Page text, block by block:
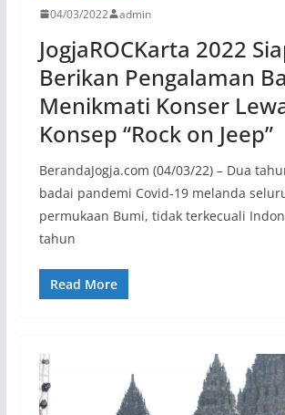
04/03/2022 admin
JogjaROCKarta 2022
Berikan Pengalaman
Menikmati Konser
Konsep “Rock on Jeep”
BerandaJogja.com (04/03/22) – Dua
badai pandemi Covid-19 melanda
permukaan Bumi, tidak terkecuali
tahun
Read More